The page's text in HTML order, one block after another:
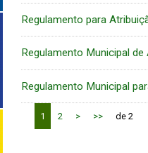
Regulamento para
Regulamento Municipal
Regulamento Municipal
1 2 > >> de 2